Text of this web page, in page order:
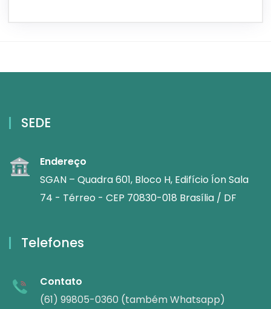
SEDE
Endereço
SGAN – Quadra 601, Bloco H, Edifício Íon Sala
74 - Térreo - CEP 70830-018 Brasília / DF
Telefones
Contato
(61) 99805-0360 (também Whatsapp)